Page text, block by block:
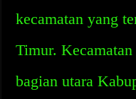
kecamatan yang
Timur.
bagian utara